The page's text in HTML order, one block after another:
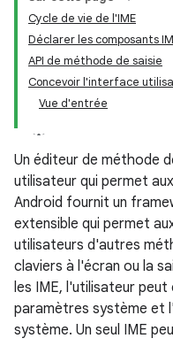
Cycle de vie de l'IME
Déclarer les composants
API de méthode de saisie
Concevoir l'interface
Vue d'entrée
Un éditeur de méthode
utilisateur qui permet
Android fournit un
extensible qui permet
utilisateurs d'autres
claviers à l'écran ou la
les IME, l'utilisateur peut
paramètres système et
système. Un seul IME